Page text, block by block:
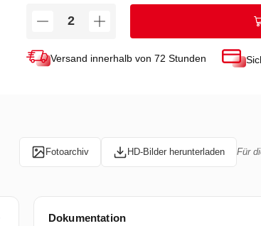
Gewicht (g): 292
Lötstück (mm): 45 x 5
Versand innerhalb von 72 Stunden
Fotoarchiv HD-Bilder herunterladen Für
Dokumentation